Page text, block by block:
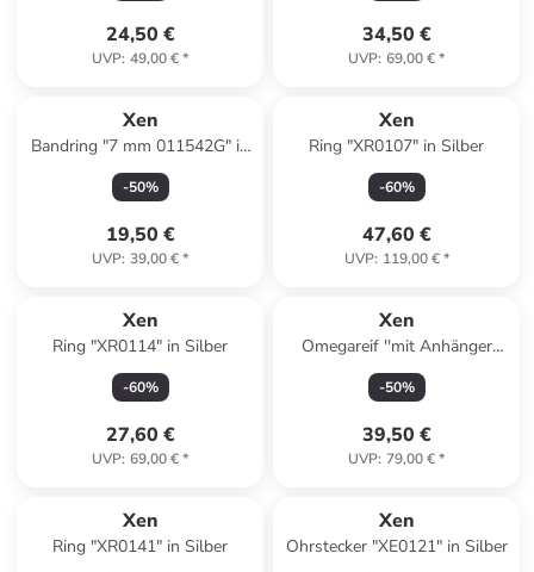
24,50 €
UVP: 49,00 €*
34,50 €
UVP: 69,00 €*
Xen
Bandring "7 mm 011542G" in
Silber
-50%
19,50 €
UVP: 39,00 €*
Xen
Ring "XR0107" in Silber
-60%
47,60 €
UVP: 119,00 €*
Xen
Ring "XR0114" in Silber
-60%
27,60 €
UVP: 69,00 €*
Xen
Omegareif ''mit Anhänger
Red-Hydrothermalquarz'' in
Silber
-50%
39,50 €
UVP: 79,00 €*
Xen
Ring "XR0141" in Silber
Xen
Ohrstecker "XE0121" in Silber